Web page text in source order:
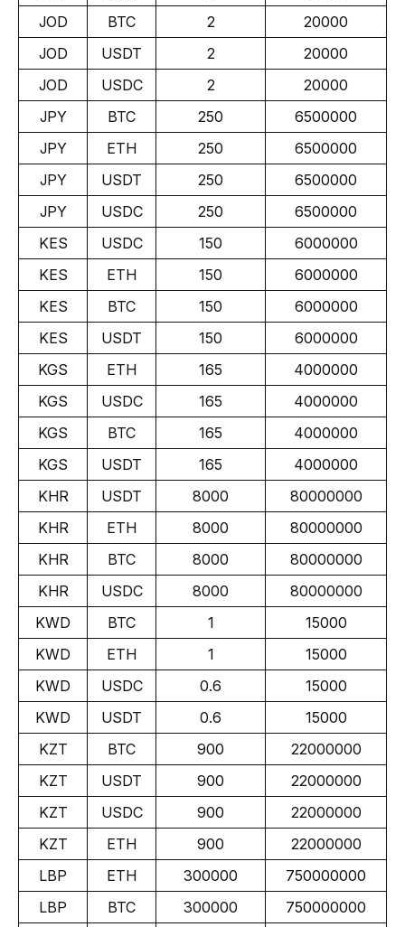
JOD
BTC 2
20000
JOD
USDT 2
20000
JOD
USDC 2
20000
JPY
BTC 250
6500000
JPY
ETH 250
6500000
JPY
USDT 250
6500000
JPY
USDC 250
6500000
KES
USDC 150
6000000
KES
ETH 150
6000000
KES
BTC 150
6000000
KES
USDT 150
6000000
KGS
ETH 165
4000000
KGS
USDC 165
4000000
KGS
BTC 165
4000000
KGS
USDT 165
4000000
KHR
USDT 8000
80000000
KHR
ETH 8000
80000000
KHR
BTC 8000
80000000
KHR
USDC 8000
80000000
KWD
BTC 1
15000
KWD
ETH 1
15000
KWD
USDC 0.6
15000
KWD
USDT 0.6
15000
KZT
BTC 900
22000000
KZT
USDT 900
22000000
KZT
USDC 900
22000000
KZT
ETH 900
22000000
LBP
ETH 300000
750000000
LBP
BTC 300000 750000000